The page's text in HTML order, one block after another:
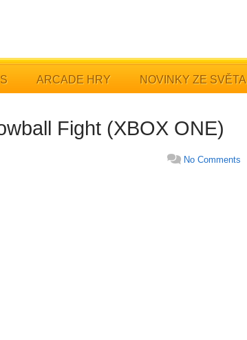
ARCADE HRY NOVINKY ZE SVĚTA
Fight (XBOX ONE)
No Comments